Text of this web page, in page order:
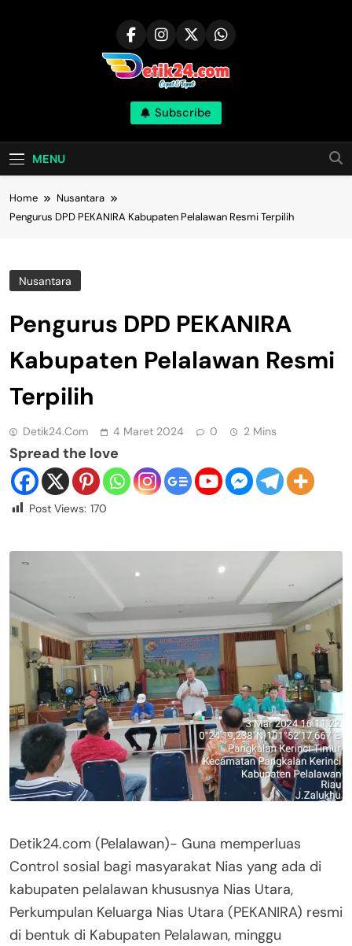
Subscribe
MENU
Home
Nusantara
Pengurus DPD PEKANIRA Kabupaten Pelalawan Resmi Terpilih
Nusantara
Pengurus DPD PEKANIRA
Kabupaten Pelalawan Resmi
Terpilih
Detik24.com 4 Maret 2024 0 2 Mins
Spread the love
Post Views: 170
Detik24.com (Pelalawan)- Guna memperluas
Control sosial bagi masyarakat Nias yang ada di
kabupaten pelalawan khususnya Nias Utara,
Perkumpulan Keluarga Nias Utara (PEKANIRA) resmi
di bentuk di Kabupaten Pelalawan, minggu